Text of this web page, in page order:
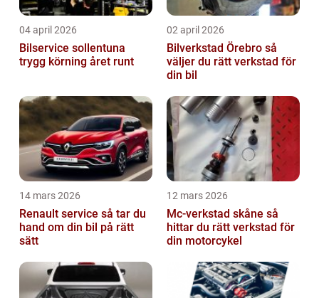
04 april 2026
Bilservice sollentuna
trygg körning året runt
02 april 2026
Bilverkstad Örebro så
väljer du rätt verkstad för
din bil
14 mars 2026
Renault service så tar du
hand om din bil på rätt
sätt
12 mars 2026
Mc-verkstad skåne så
hittar du rätt verkstad för
din motorcykel